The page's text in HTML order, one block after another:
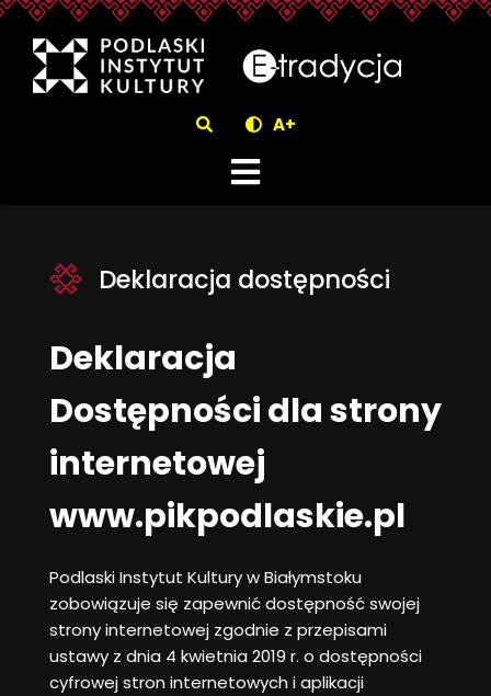
eTradycjaDeklaracja
Szukaj A+
Deklaracja dostępności
Deklaracja
Dostępności dla strony
internetowej
www.pikpodlaskie.pl
Podlaski Instytut Kultury w Białymstoku
zobowiązuje się zapewnić dostępność swojej
strony internetowej zgodnie z przepisami
ustawy z dnia 4 kwietnia 2019 r. o dostępności
cyfrowej stron internetowych i aplikacji